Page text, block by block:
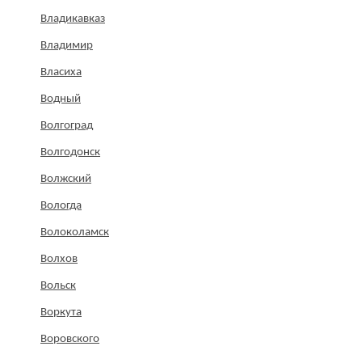
Владикавказ
Владимир
Власиха
Водный
Волгоград
Волгодонск
Волжский
Вологда
Волоколамск
Волхов
Вольск
Воркута
Воровского